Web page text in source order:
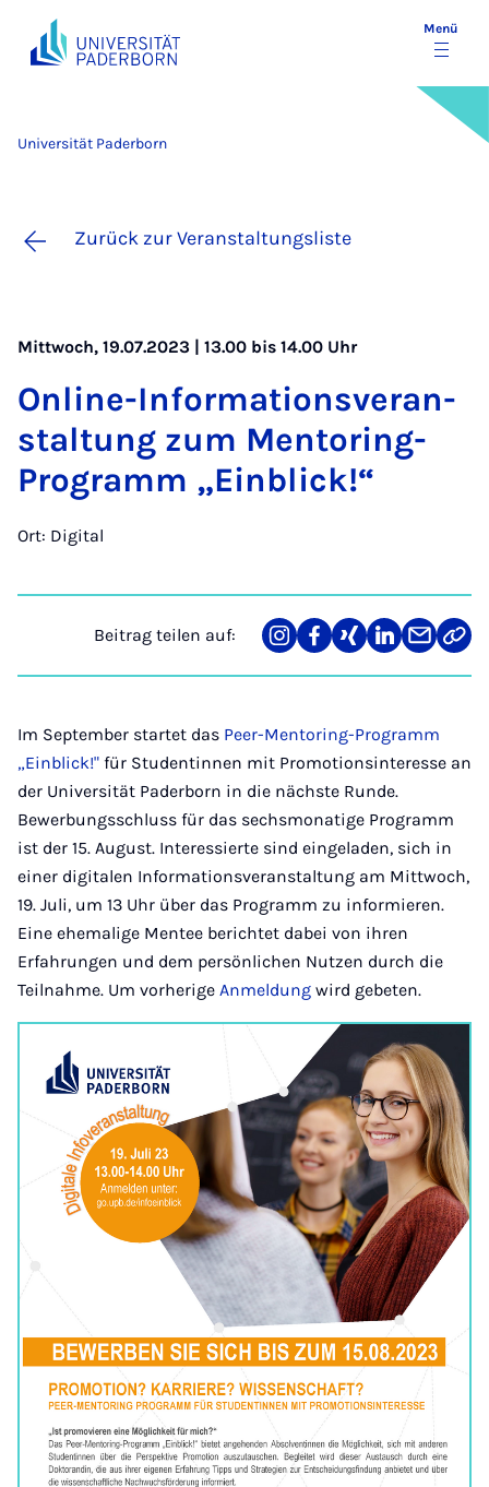
Menü
Universität Paderborn
Zurück zur Veranstaltungsliste
Mittwoch, 19.07.2023 | 13.00 bis 14.00 Uhr
On­line-In­for­ma­ti­ons­ver­an­
stal­tung zum Men­to­ring-
Pro­gramm „Ein­blick!“
Ort: Digital
Beitrag teilen auf:
Teilen
auf
Teilen
auf
Teilen
auf
Teilen
auf
Teilen
über
Link
Im September startet das Peer-Mentoring-Programm
„Einblick!" für Studentinnen mit Promotionsinteresse an
der Universität Paderborn in die nächste Runde.
Bewerbungsschluss für das sechsmonatige Programm
ist der 15. August. Interessierte sind eingeladen, sich in
einer digitalen Informationsveranstaltung am Mittwoch,
19. Juli, um 13 Uhr über das Programm zu informieren.
Eine ehemalige Mentee berichtet dabei von ihren
Erfahrungen und dem persönlichen Nutzen durch die
Teilnahme. Um vorherige Anmeldung wird gebeten.